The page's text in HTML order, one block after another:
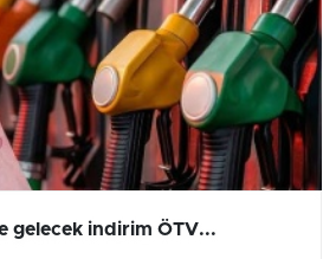
gelecek indirim ÖTV...